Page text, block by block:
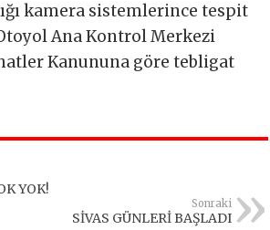
kamera sistemlerince tespit
Ana Kontrol Merkezi
Kanununa göre tebligat
YOK!
Sonraki
SİVAS GÜNLERİ BAŞLADI